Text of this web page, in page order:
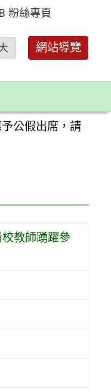
粉絲專頁
網站導覽
公假出席，請
教師踴躍參